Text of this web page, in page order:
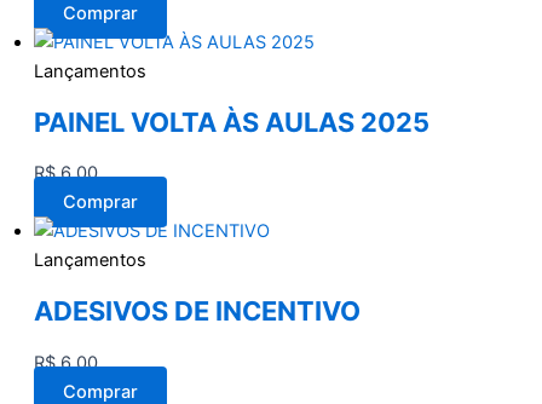
Comprar
Lançamentos
PAINEL VOLTA ÀS AULAS 2025
R$6,00
Comprar
Lançamentos
ADESIVOS DE INCENTIVO
R$6,00
Comprar